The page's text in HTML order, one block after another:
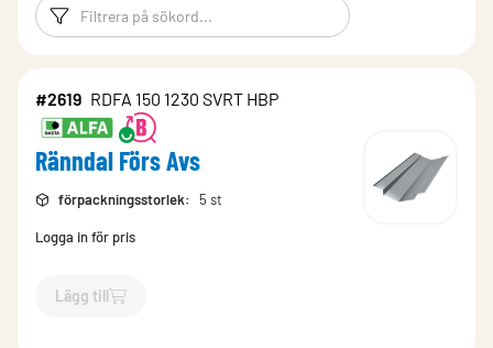
Filtreringsord Filtrera
#2619 RDFA 150 1230 SVRT HBP
Ränndal Förs Avs
förpackningsstorlek: 5 st
Logga in för pris
Lägg till
`$Lägg till